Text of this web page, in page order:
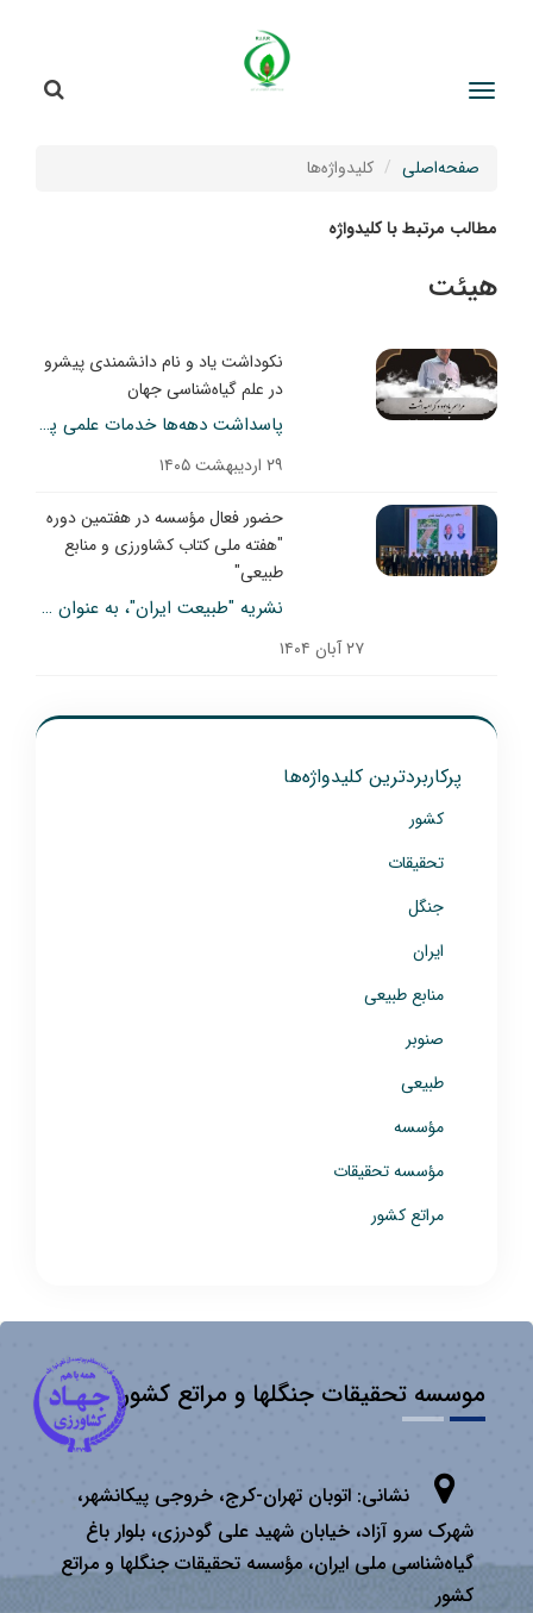
صفحه‌اصلی کلیدواژه‌ها
مطالب مرتبط با کلیدواژه
هیئت
نکوداشت یاد و نام دانشمندی پیشرو
در علم گیاه‌شناسی جهان
پاسداشت دهه‌ها خدمات علمی پروفسور علی‌اصغر معصومی
۲۹ اردیبهشت ۱۴۰۵
حضور فعال مؤسسه در هفتمین دوره
"هفته ملی کتاب کشاورزی و منابع
طبیعی"
نشریه "طبیعت ایران"، به عنوان مجله ترویجی شایسته تقدیر، انتخاب شد
۲۷ آبان ۱۴۰۴
پرکاربردترین کلیدواژه‌ها
کشور
تحقیقات
جنگل
ایران
منابع طبیعی
صنوبر
طبیعی
مؤسسه
مؤسسه تحقیقات
مراتع کشور
موسسه تحقیقات جنگلها و مراتع کشور
نشانی: اتوبان تهران­-كرج، خروجی پیكانشهر،
شهرک سرو آزاد، خیابان شهید علی گودرزی، بلوار باغ
گیاه‌شناسی ملی ایران، مؤسسه تحقیقات جنگلها و مراتع
كشور